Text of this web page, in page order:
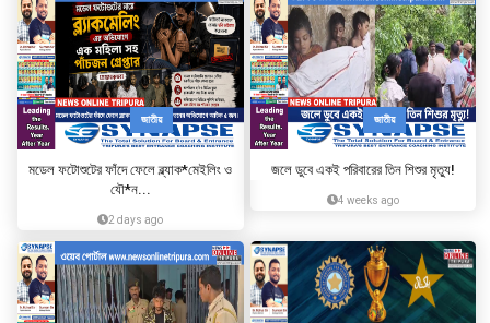
জাতীয়
মডেল ফটোশুটের ফাঁদে ফেলে ব্ল্যাক*মেইলিং ও
যৌ*ন...
2 days ago
জাতীয়
জলে ডুবে একই পরিবারের তিন শিশুর মৃত্যু!
4 weeks ago